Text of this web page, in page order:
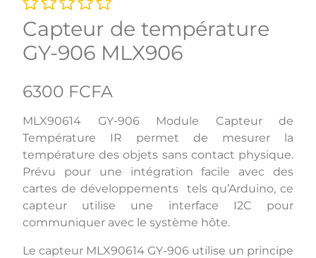
Capteur de température
GY-906 MLX906
6300 FCFA
MLX90614 GY-906 Module Capteur de
Température IR permet de mesurer la
température des objets sans contact physique.
Prévu pour une intégration facile avec des
cartes de développements tels qu’Arduino, ce
capteur utilise une interface I2C pour
communiquer avec le système hôte.
Le capteur MLX90614 GY-906 utilise un principe